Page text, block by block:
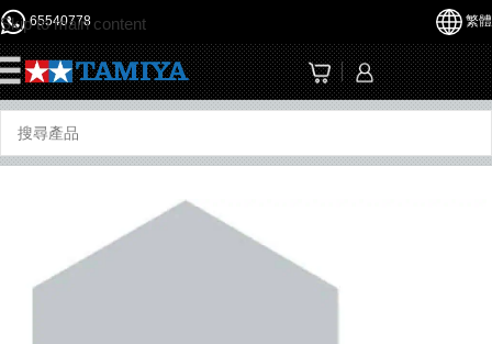
Skip to main content
65540778 繁體